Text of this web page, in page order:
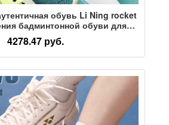
обувь Li Ning rocket
бадминтонной обуви для
новая нескользящая
спортивная обувь для
соревнований
4278.47 руб.